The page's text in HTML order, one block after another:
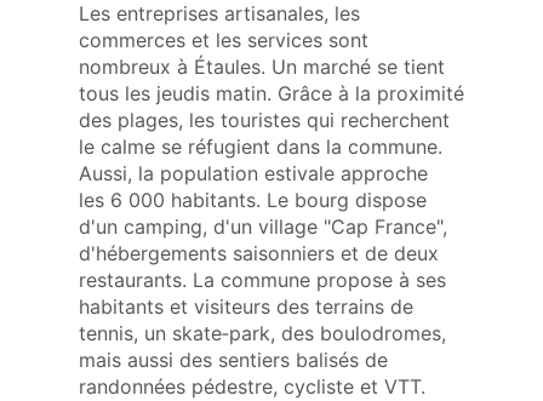
Les entreprises artisanales, les
commerces et les services sont
nombreux à Étaules. Un marché se tient
tous les jeudis matin. Grâce à la proximité
des plages, les touristes qui recherchent
le calme se réfugient dans la commune.
Aussi, la population estivale approche
les 6 000 habitants. Le bourg dispose
d'un camping, d'un village "Cap France",
d'hébergements saisonniers et de deux
restaurants. La commune propose à ses
habitants et visiteurs des terrains de
tennis, un skate‑park, des boulodromes,
mais aussi des sentiers balisés de
randonnées pédestre, cycliste et VTT.